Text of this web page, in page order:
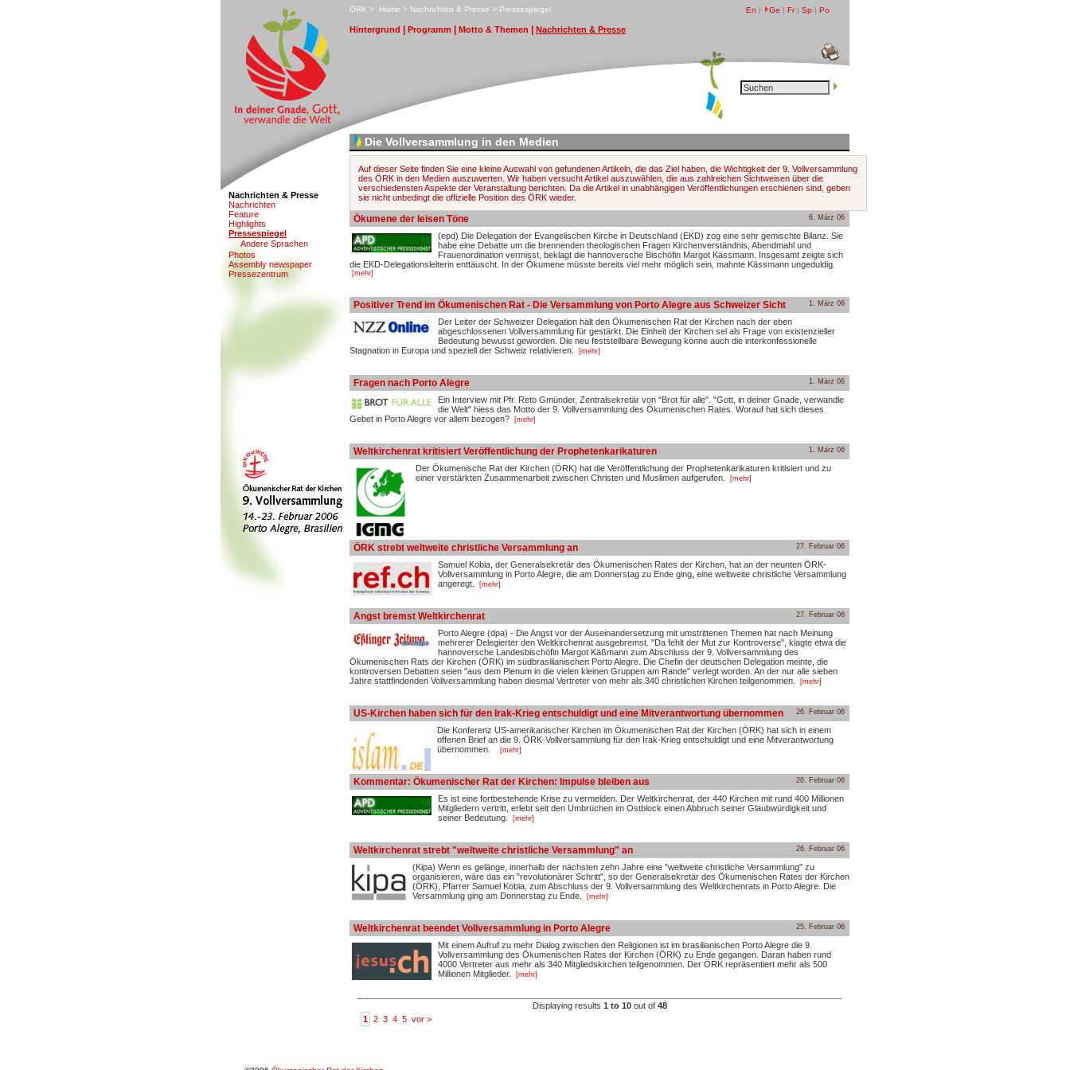
ÖRK > Home > Nachrichten & Presse > Pressespiegel En | Ge | Fr| Sp | Po
Hintergrund Programm Motto & Themen Nachrichten & Presse
Nachrichten & Presse
Nachrichten
Feature
Highlights
Pressespiegel
Andere Sprachen
Photos
Assembly newspaper
Pressezentrum
Die Vollversammlung in den Medien
Auf dieser Seite finden Sie eine kleine Auswahl von gefundenen Artikeln, die das Ziel haben, die Wichtigkeit der 9. Vollversammlung
des ÖRK in den Medien auszuwerten. Wir haben versucht Artikel auszuwählen, die aus zahlreichen Sichtweisen über die
verschiedensten Aspekte der Veranstaltung berichten. Da die Artikel in unabhängigen Veröffentlichungen erschienen sind, geben
sie nicht unbedingt die offizielle Position des ÖRK wieder.
6. März 06
Ökumene der leisen Töne
(epd) Die Delegation der Evangelischen Kirche in Deutschland (EKD) zog eine sehr gemischte Bilanz. Sie
habe eine Debatte um die brennenden theologischen Fragen Kirchenverständnis, Abendmahl und
Frauenordination vermisst, beklagt die hannoversche Bischöfin Margot Kässmann. Insgesamt zeigte sich
die EKD-Delegationsleiterin enttäuscht. In der Ökumene müsste bereits viel mehr möglich sein, mahnte Kässmann ungeduldig.
[mehr]
1. März 06
Positiver Trend im Ökumenischen Rat - Die Versammlung von Porto Alegre aus Schweizer Sicht
Der Leiter der Schweizer Delegation hält den Ökumenischen Rat der Kirchen nach der eben
abgeschlossenen Vollversammlung für gestärkt. Die Einheit der Kirchen sei als Frage von existenzieller
Bedeutung bewusst geworden. Die neu feststellbare Bewegung könne auch die interkonfessionelle
Stagnation in Europa und speziell der Schweiz relativieren.
[mehr]
1. März 06
Fragen nach Porto Alegre
Ein Interview mit Pfr. Reto Gmünder, Zentralsekretär von "Brot für alle". "Gott, in deiner Gnade, verwandle
die Welt" hiess das Motto der 9. Vollversammlung des Ökumenischen Rates. Worauf hat sich dieses
Gebet in Porto Alegre vor allem bezogen?
[mehr]
1. März 06
Weltkirchenrat kritisiert Veröffentlichung der Prophetenkarikaturen
Der Ökumenische Rat der Kirchen (ÖRK) hat die Veröffentlichung der Prophetenkarikaturen kritisiert und zu
einer verstärkten Zusammenarbeit zwischen Christen und Muslimen aufgerufen.
[mehr]
27. Februar 06
ÖRK strebt weltweite christliche Versammlung an
Samuel Kobia, der Generalsekretär des Ökumenischen Rates der Kirchen, hat an der neunten ÖRK-
Vollversammlung in Porto Alegre, die am Donnerstag zu Ende ging, eine weltweite christliche Versammlung
angeregt.
[mehr]
27. Februar 06
Angst bremst Weltkirchenrat
Porto Alegre (dpa) - Die Angst vor der Auseinandersetzung mit umstrittenen Themen hat nach Meinung
mehrerer Delegierter den Weltkirchenrat ausgebremst. "Da fehlt der Mut zur Kontroverse", klagte etwa die
hannoversche Landesbischöfin Margot Käßmann zum Abschluss der 9. Vollversammlung des
Ökumenischen Rats der Kirchen (ÖRK) im südbrasilianischen Porto Alegre. Die Chefin der deutschen Delegation meinte, die
kontroversen Debatten seien "aus dem Plenum in die vielen kleinen Gruppen am Rande" verlegt worden. An der nur alle sieben
Jahre stattfindenden Vollversammlung haben diesmal Vertreter von mehr als 340 christlichen Kirchen teilgenommen.
[mehr]
26. Februar 06
US-Kirchen haben sich für den Irak-Krieg entschuldigt und eine Mitverantwortung übernommen
Die Konferenz US-amerikanischer Kirchen im Ökumenischen Rat der Kirchen (ÖRK) hat sich in einem
offenen Brief an die 9. ÖRK-Vollversammlung für den Irak-Krieg entschuldigt und eine Mitverantwortung
übernommen.
[mehr]
26. Februar 06
Kommentar: Ökumenischer Rat der Kirchen: Impulse bleiben aus
Es ist eine fortbestehende Krise zu vermelden. Der Weltkirchenrat, der 440 Kirchen mit rund 400 Millionen
Mitgliedern vertritt, erlebt seit den Umbrüchen im Ostblock einen Abbruch seiner Glaubwürdigkeit und
seiner Bedeutung.
[mehr]
26. Februar 06
Weltkirchenrat strebt "weltweite christliche Versammlung" an
(Kipa) Wenn es gelänge, innerhalb der nächsten zehn Jahre eine "weltweite christliche Versammlung" zu
organisieren, wäre das ein "revolutionärer Schritt", so der Generalsekretär des Ökumenischen Rates der Kirchen
(ÖRK), Pfarrer Samuel Kobia, zum Abschluss der 9. Vollversammlung des Weltkirchenrats in Porto Alegre. Die
Versammlung ging am Donnerstag zu Ende.
[mehr]
25. Februar 06
Weltkirchenrat beendet Vollversammlung in Porto Alegre
Mit einem Aufruf zu mehr Dialog zwischen den Religionen ist im brasilianischen Porto Alegre die 9.
Vollversammlung des Ökumenischen Rates der Kirchen (ÖRK) zu Ende gegangen. Daran haben rund
4000 Vertreter aus mehr als 340 Mitgliedskirchen teilgenommen. Der ÖRK repräsentiert mehr als 500
Millionen Mitglieder.
[mehr]
Displaying results 1 to 10out of 48
1 2 3 4 5 vor >